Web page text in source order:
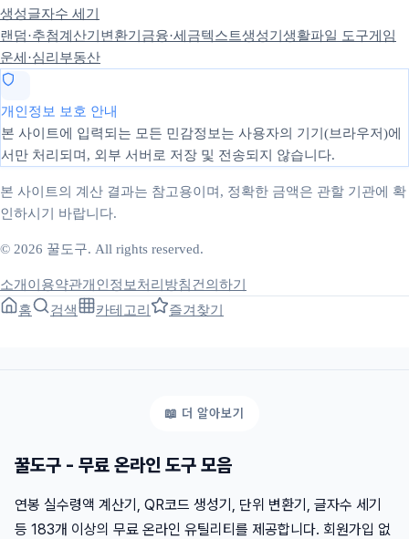
생성글자수 세기
랜덤·추첨계산기 변환기 금융·세금텍스트생성기 생활파일 도구게임
운세·심리 부동산
개인정보 보호 안내
본 사이트에 입력되는 모든 민감정보는 사용자의 기기(브라우저)에
서만 처리되며, 외부 서버로 저장 및 전송되지 않습니다.
본 사이트의 계산 결과는 참고용이며, 정확한 금액은 관할 기관에 확
인하시기 바랍니다.
© 2026 꿀도구. All rights reserved.
소개 이용약관개인정보처리방침건의하기
홈
검색 카테고리 즐겨찾기
꿀도구 - 무료 온라인 도구 모음
연봉 실수령액 계산기, QR코드 생성기, 단위 변환기, 글자수 세기
등 183개 이상의 무료 온라인 유틸리티를 제공합니다. 회원가입 없